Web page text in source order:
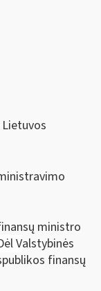
ministro
Valstybinės
finansų